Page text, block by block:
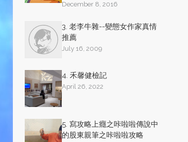
December 8, 2016
3. 老李牛雜--變態女作家真情
推薦
July 16, 2009
4. 禾馨健檢記
April 26, 2022
5. 寫攻略上癮之咔啦啦傳說中
的股東親筆之咔啦啦攻略